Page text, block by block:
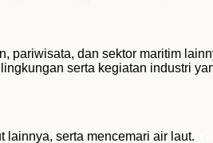
dan sektor maritim
serta kegiatan industri
lainnya, serta mencemari air laut.